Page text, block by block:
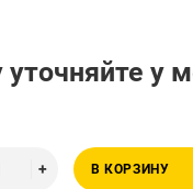
уточняйте у
В КОРЗИНУ